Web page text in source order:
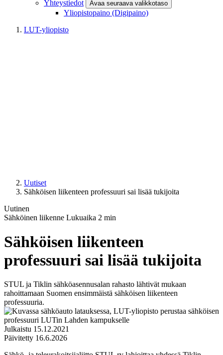
Yhteystiedot Avaa seuraava valikkotaso
Yliopistopaino (Digipaino)
LUT-yliopisto
Uutiset
Sähköisen liikenteen professuuri sai lisää tukijoita
Uutinen
Sähköinen liikenne Lukuaika 2 min
Sähköisen liikenteen
professuuri sai lisää tukijoita
STUL ja Tiklin sähköasennusalan rahasto lähtivät mukaan
rahoittamaan Suomen ensimmäistä sähköisen liikenteen
professuuria.
Julkaistu 15.12.2021
Päivitetty 16.6.2026